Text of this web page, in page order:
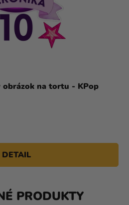
obrázok na tortu - KPop
DETAIL
PRODUKTY